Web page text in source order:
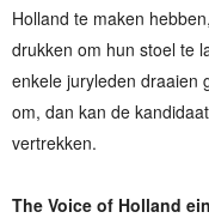
Holland te maken
drukken om hun stoel te
enkele juryleden draaien
om, dan kan de
vertrekken.
The Voice of Holland